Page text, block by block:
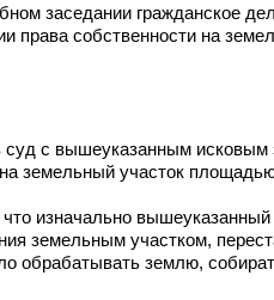
заседании гражданское
собственности на
с вышеуказанным исковым
земельный участок
что изначально
земельным участком,
обрабатывать землю,